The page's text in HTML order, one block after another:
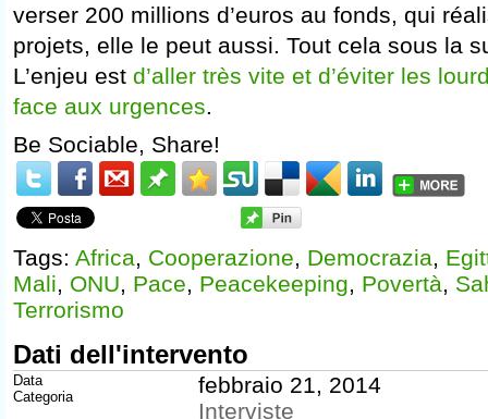
verser 200 millions d’euros au fonds, qui
projets, elle le peut aussi. Tout cela sous la
L’enjeu est d’aller très vite et d’éviter les
face aux urgences.
Be Sociable, Share!
Tags: Africa, Cooperazione, Democrazia,
Mali, ONU, Pace, Peacekeeping, Povertà,
Terrorismo
Dati dell'intervento
Data
Categoria
febbraio 21, 2014
Interviste